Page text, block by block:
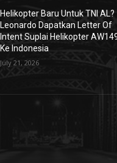
Helikopter Baru Untuk TNI AL?
Leonardo Dapatkan Letter Of
Intent Suplai Helikopter
Ke Indonesia
July 21, 2026